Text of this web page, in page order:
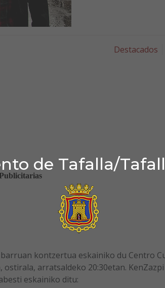
de Tafalla/
Destacados
kontzertua eskainiko du Centro
arratsaldeko 20:30etan.
eskainiko ditu: